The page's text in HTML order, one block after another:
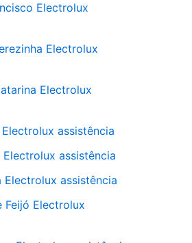
Electrolux
Electrolux
Electrolux
assistência
Electrolux assistência
Electrolux assistência
Feijó Electrolux